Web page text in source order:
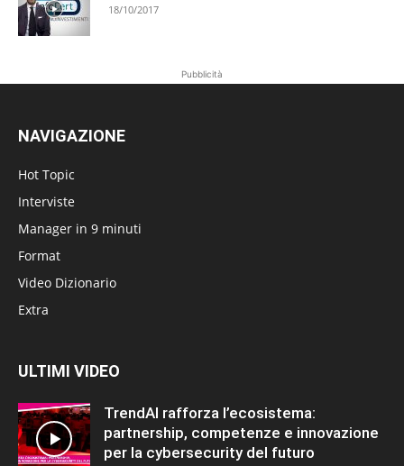
18/10/2017
Pubblicità
NAVIGAZIONE
Hot Topic
Interviste
Manager in 9 minuti
Format
Video Dizionario
Extra
ULTIMI VIDEO
TrendAI rafforza l’ecosistema:
partnership, competenze e innovazione
per la cybersecurity del futuro